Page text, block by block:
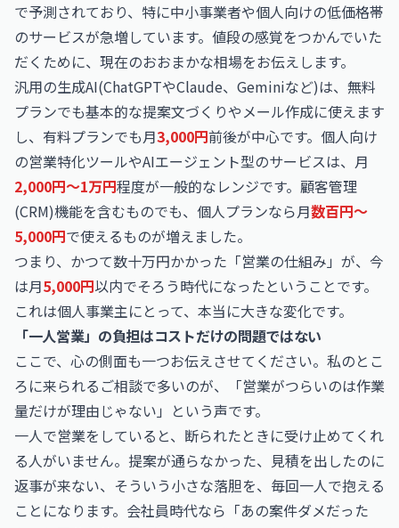
で予測されており、特に中小事業者や個人向けの低価格帯
のサービスが急増しています。値段の感覚をつかんでいた
だくために、現在のおおまかな相場をお伝えします。
汎用の生成AI(ChatGPTやClaude、Geminiなど)は、無料
プランでも基本的な提案文づくりやメール作成に使えます
し、有料プランでも月3,000円前後が中心です。個人向け
の営業特化ツールやAIエージェント型のサービスは、月
2,000円〜1万円程度が一般的なレンジです。顧客管理
(CRM)機能を含むものでも、個人プランなら月数百円〜
5,000円で使えるものが増えました。
つまり、かつて数十万円かかった「営業の仕組み」が、今
は月5,000円以内でそろう時代になったということです。
これは個人事業主にとって、本当に大きな変化です。
「一人営業」の負担はコストだけの問題ではない
ここで、心の側面も一つお伝えさせてください。私のとこ
ろに来られるご相談で多いのが、「営業がつらいのは作業
量だけが理由じゃない」という声です。
一人で営業をしていると、断られたときに受け止めてくれ
る人がいません。提案が通らなかった、見積を出したのに
返事が来ない、そういう小さな落胆を、毎回一人で抱える
ことになります。会社員時代なら「あの案件ダメだった